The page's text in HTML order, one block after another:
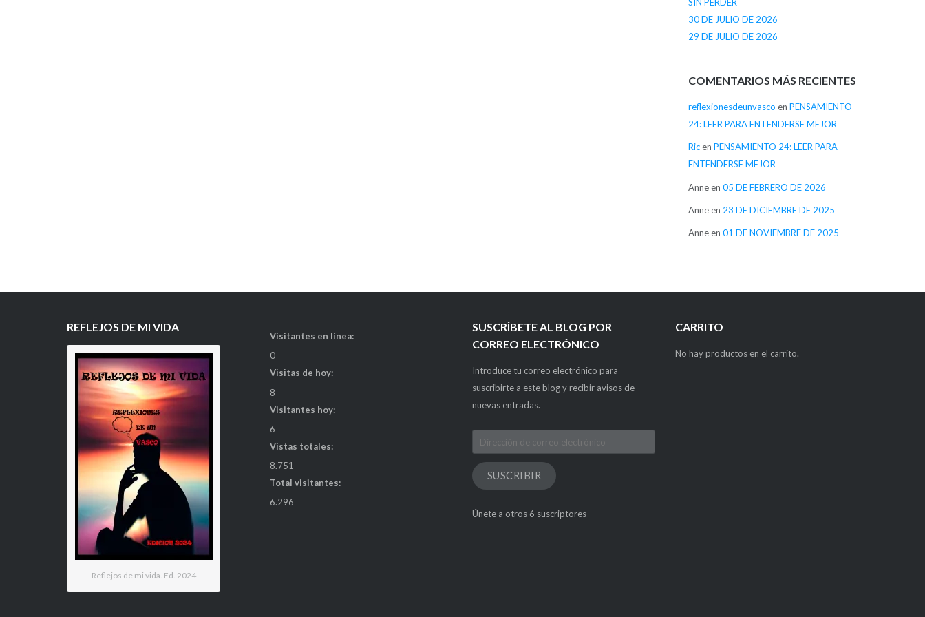
30 DE JULIO DE 2026
29 DE JULIO DE 2026
COMENTARIOS MÁS RECIENTES
reflexionesdeunvasco en PENSAMIENTO
24: LEER PARA ENTENDERSE MEJOR
Ricen PENSAMIENTO 24: LEER PARA
ENTENDERSE MEJOR
Anneen 05 DE FEBRERO DE 2026
Anneen 23 DE DICIEMBRE DE 2025
Anneen 01 DE NOVIEMBRE DE 2025
REFLEJOS DE MI VIDA
Reflejos de mi vida. Ed. 2024
Visitantes en línea:
0
Visitas de hoy:
8
Visitantes hoy:
6
Vistas totales:
8.751
Total visitantes:
6.296
SUSCRÍBETE AL BLOG POR
CORREO ELECTRÓNICO
Introduce tu correo electrónico para
suscribirte a este blog y recibir avisos de
nuevas entradas.
Dirección
de
correo
electrónico
SUSCRIBIR
Únete a otros 6 suscriptores
CARRITO
No hay productos en el carrito.